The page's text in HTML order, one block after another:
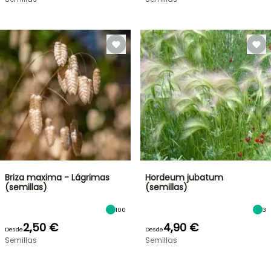
Briza maxima - Lágrimas
(semillas)
100
Desde2,50 €
Semillas
Hordeum jubatum
(semillas)
3
Desde4,90 €
Semillas